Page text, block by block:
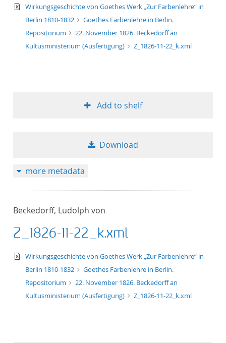
text/xml
Wirkungsgeschichte von Goethes Werk „Zur Farbenlehre“ in
Berlin 1810-1832
Goethes Farbenlehre in Berlin.
Repositorium
22. November 1826. Beckedorff an
Kultusministerium (Ausfertigung)
Z_1826-11-22_k.xml
Add to shelf
Download
more metadata
Beckedorff, Ludolph von
Z_1826-11-22_k.xml
text/xml
Wirkungsgeschichte von Goethes Werk „Zur Farbenlehre“ in
Berlin 1810-1832
Goethes Farbenlehre in Berlin.
Repositorium
22. November 1826. Beckedorff an
Kultusministerium (Ausfertigung)
Z_1826-11-22_k.xml